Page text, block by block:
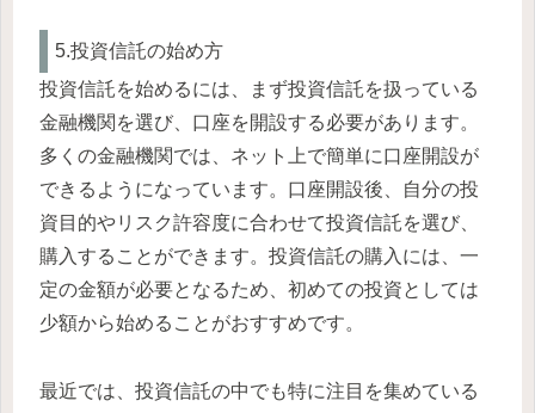
5.投資信託の始め方
投資信託を始めるには、まず投資信託を扱っている
金融機関を選び、口座を開設する必要があります。
多くの金融機関では、ネット上で簡単に口座開設が
できるようになっています。口座開設後、自分の投
資目的やリスク許容度に合わせて投資信託を選び、
購入することができます。投資信託の購入には、一
定の金額が必要となるため、初めての投資としては
少額から始めることがおすすめです。
最近では、投資信託の中でも特に注目を集めている